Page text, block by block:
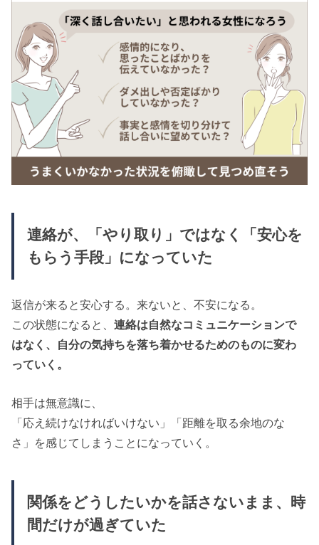
連絡が、「やり取り」ではなく「安心を
もらう手段」になっていた
返信が来ると安心する。来ないと、不安になる。
この状態になると、連絡は自然なコミュニケーションで
はなく、自分の気持ちを落ち着かせるためのものに変わ
っていく。
相手は無意識に、
「応え続けなければいけない」「距離を取る余地のな
さ」を感じてしまうことになっていく。
関係をどうしたいかを話さないまま、時
間だけが過ぎていた